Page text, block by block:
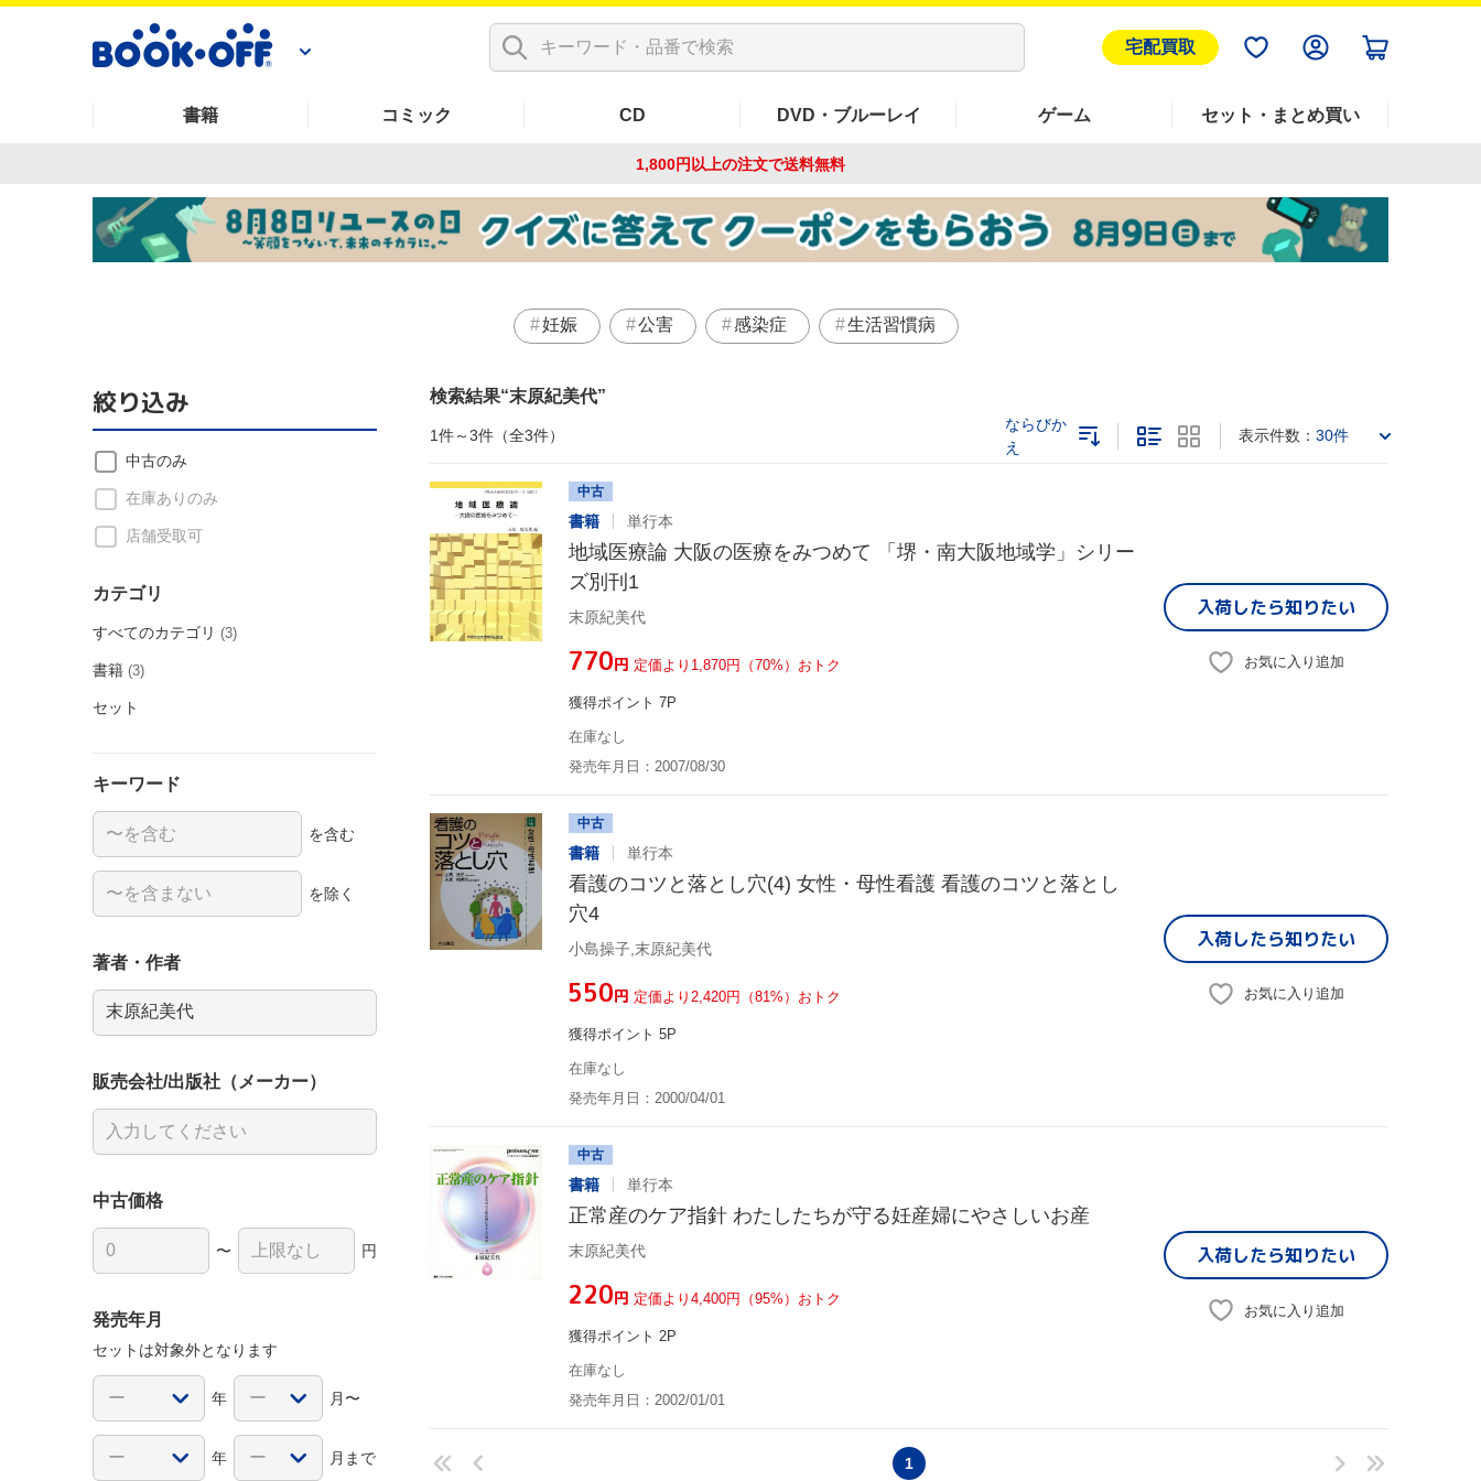
宅配買取
書籍 コミック CD DVD・ブルーレイ ゲーム セット・まとめ買い
1,800円以上の注文で送料無料
妊娠 公害 感染症 生活習慣病
検索結果 末原紀美代
1件～3件（全3件）
ならびか
え
表示件数： 30件
中古
書籍 単行本
地域医療論 大阪の医療をみつめて 「堺・南大阪地域学」シリー
ズ別刊1
末原紀美代
¥770円 定価より1,870円（70%）おトク
獲得ポイント 7P
在庫なし
発売年月日：2007/08/30
入荷したら知りたい
お気に入り追加
中古
書籍 単行本
看護のコツと落とし穴(4) 女性・母性看護 看護のコツと落とし
穴4
小島操子,末原紀美代
¥550円 定価より2,420円（81%）おトク
獲得ポイント 5P
在庫なし
発売年月日：2000/04/01
入荷したら知りたい
お気に入り追加
中古
書籍 単行本
正常産のケア指針 わたしたちが守る妊産婦にやさしいお産
末原紀美代
¥220円 定価より4,400円（95%）おトク
獲得ポイント 2P
在庫なし
発売年月日：2002/01/01
入荷したら知りたい
お気に入り追加
1
絞り込み
中古のみ
在庫ありのみ
店舗受取可
カテゴリ
すべてのカテゴリ (3)
書籍 (3)
セット
キーワード
を含む
を除く
著者・作者
販売会社/出版社（メーカー）
中古価格
〜 円
発売年月
セットは対象外となります
年 月〜
年 月まで